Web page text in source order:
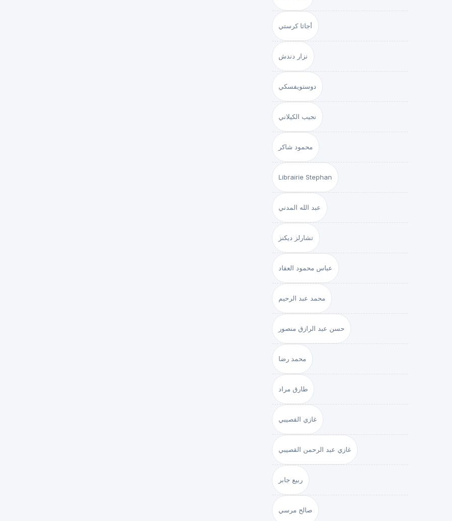
أجاثا كرستي
نزار دندش
دوستويفسكي
نجيب الكيلاني
محمود شاكر
Librairie Stephan
عبد الله المدني
تشارلز ديكنز
عباس محمود العقاد
محمد عبد الرحيم
حسن عبد الرازق منصور
محمد رضا
طارق مراد
غازي القصيبي
غازي عبد الرحمن القصيبي
ربيع جابر
صالح مرسي